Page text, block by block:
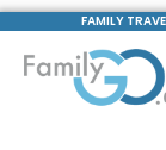
FAMILY